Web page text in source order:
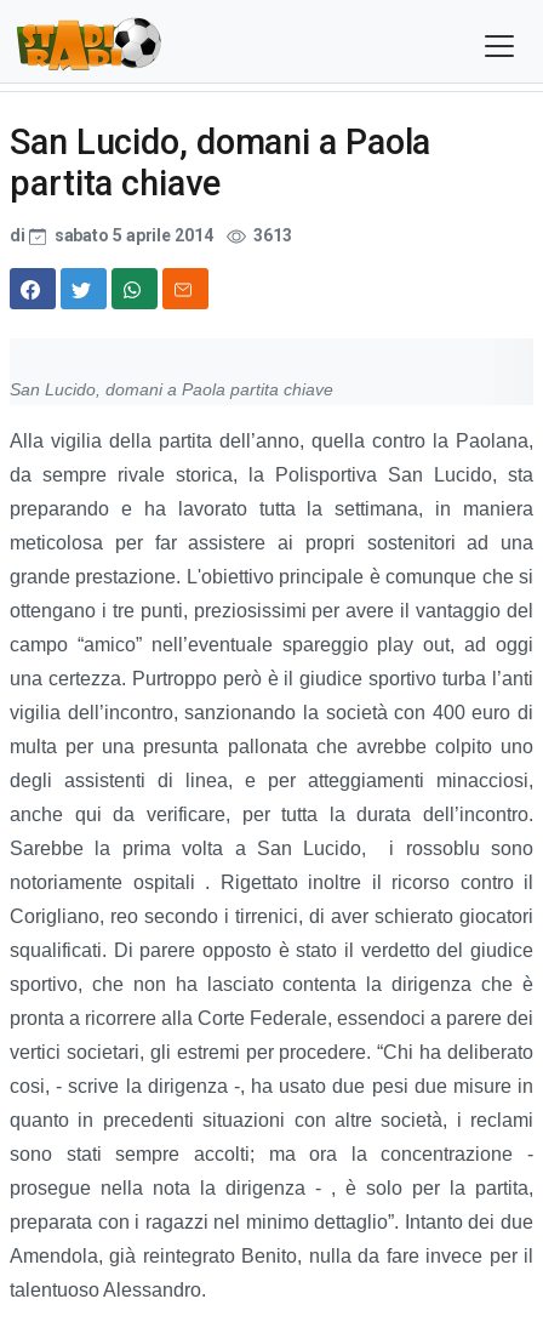
San Lucido, domani a Paola
partita chiave
di sabato 5 aprile 2014 3613
San Lucido, domani a Paola partita chiave
Alla vigilia della partita dell’anno, quella contro la Paolana,
da sempre rivale storica, la Polisportiva San Lucido, sta
preparando e ha lavorato tutta la settimana, in maniera
meticolosa per far assistere ai propri sostenitori ad una
grande prestazione. L'obiettivo principale è comunque che si
ottengano i tre punti, preziosissimi per avere il vantaggio del
campo “amico” nell’eventuale spareggio play out, ad oggi
una certezza. Purtroppo però è il giudice sportivo turba l’anti
vigilia dell’incontro, sanzionando la società con 400 euro di
multa per una presunta pallonata che avrebbe colpito uno
degli assistenti di linea, e per atteggiamenti minacciosi,
anche qui da verificare, per tutta la durata dell’incontro.
Sarebbe la prima volta a San Lucido, i rossoblu sono
notoriamente ospitali . Rigettato inoltre il ricorso contro il
Corigliano, reo secondo i tirrenici, di aver schierato giocatori
squalificati. Di parere opposto è stato il verdetto del giudice
sportivo, che non ha lasciato contenta la dirigenza che è
pronta a ricorrere alla Corte Federale, essendoci a parere dei
vertici societari, gli estremi per procedere. “Chi ha deliberato
cosi, - scrive la dirigenza -, ha usato due pesi due misure in
quanto in precedenti situazioni con altre società, i reclami
sono stati sempre accolti; ma ora la concentrazione -
prosegue nella nota la dirigenza - , è solo per la partita,
preparata con i ragazzi nel minimo dettaglio”. Intanto dei due
Amendola, già reintegrato Benito, nulla da fare invece per il
talentuoso Alessandro.